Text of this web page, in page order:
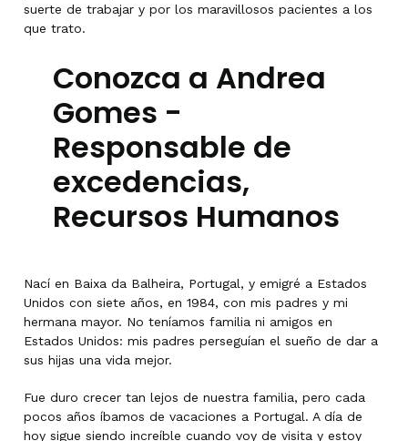
suerte de trabajar y por los maravillosos pacientes a los
que trato.
Conozca a Andrea
Gomes -
Responsable de
excedencias,
Recursos Humanos
Nací en Baixa da Balheira, Portugal, y emigré a Estados
Unidos con siete años, en 1984, con mis padres y mi
hermana mayor. No teníamos familia ni amigos en
Estados Unidos: mis padres perseguían el sueño de dar a
sus hijas una vida mejor.
Fue duro crecer tan lejos de nuestra familia, pero cada
pocos años íbamos de vacaciones a Portugal. A día de
hoy sigue siendo increíble cuando voy de visita y estoy